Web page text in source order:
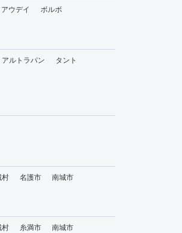
アウデイ ボルボ
アルトラパン
タント
村 名護市 南城市
村 糸満市
南城市